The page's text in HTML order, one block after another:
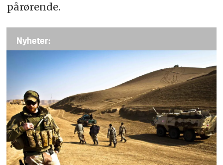
pårørende.
Nyheter: